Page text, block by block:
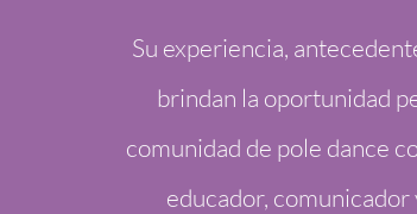
Su experiencia,
brindan la oportunidad
comunidad de pole dance
educador,